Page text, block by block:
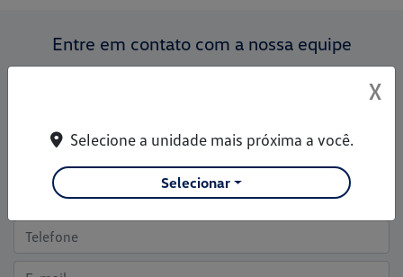
Entre em contato com a nossa equipe
X
Selecione a unidade mais próxima a você.
Selecionar